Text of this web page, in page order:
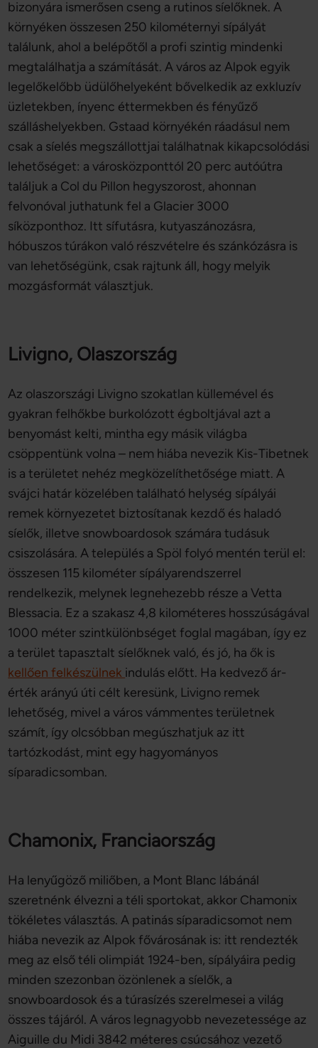
bizonyára ismerősen cseng a rutinos síelőknek. A
környéken összesen 250 kilométernyi sípályát
találunk, ahol a belépőtől a profi szintig mindenki
megtalálhatja a számítását. A város az Alpok egyik
legelőkelőbb üdülőhelyeként bővelkedik az exkluzív
üzletekben, ínyenc éttermekben és fényűző
szálláshelyekben. Gstaad környékén ráadásul nem
csak a síelés megszállottjai találhatnak kikapcsolódási
lehetőséget: a városközponttól 20 perc autóútra
találjuk a Col du Pillon hegyszorost, ahonnan
felvonóval juthatunk fel a Glacier 3000
síközponthoz. Itt sífutásra, kutyaszánozásra,
hóbuszos túrákon való részvételre és szánkózásra is
van lehetőségünk, csak rajtunk áll, hogy melyik
mozgásformát választjuk.
Livigno, Olaszország
Az olaszországi Livigno szokatlan küllemével és
gyakran felhőkbe burkolózott égboltjával azt a
benyomást kelti, mintha egy másik világba
csöppentünk volna – nem hiába nevezik Kis-Tibetnek
is a területet nehéz megközelíthetősége miatt. A
svájci határ közelében található helység sípályái
remek környezetet biztosítanak kezdő és haladó
síelők, illetve snowboardosok számára tudásuk
csiszolására. A település a Spöl folyó mentén terül el:
összesen 115 kilométer sípályarendszerrel
rendelkezik, melynek legnehezebb része a Vetta
Blessacia. Ez a szakasz 4,8 kilométeres hosszúságával
1000 méter szintkülönbséget foglal magában, így ez
a terület tapasztalt síelőknek való, és jó, ha ők is
kellően felkészülnek indulás előtt. Ha kedvező ár-
érték arányú úti célt keresünk, Livigno remek
lehetőség, mivel a város vámmentes területnek
számít, így olcsóbban megúszhatjuk az itt
tartózkodást, mint egy hagyományos
síparadicsomban.
Chamonix, Franciaország
Ha lenyűgöző miliőben, a Mont Blanc lábánál
szeretnénk élvezni a téli sportokat, akkor Chamonix
tökéletes választás. A patinás síparadicsomot nem
hiába nevezik az Alpok fővárosának is: itt rendezték
meg az első téli olimpiát 1924-ben, sípályáira pedig
minden szezonban özönlenek a síelők, a
snowboardosok és a túrasízés szerelmesei a világ
összes tájáról. A város legnagyobb nevezetessége az
Aiguille du Midi 3842 méteres csúcsához vezető